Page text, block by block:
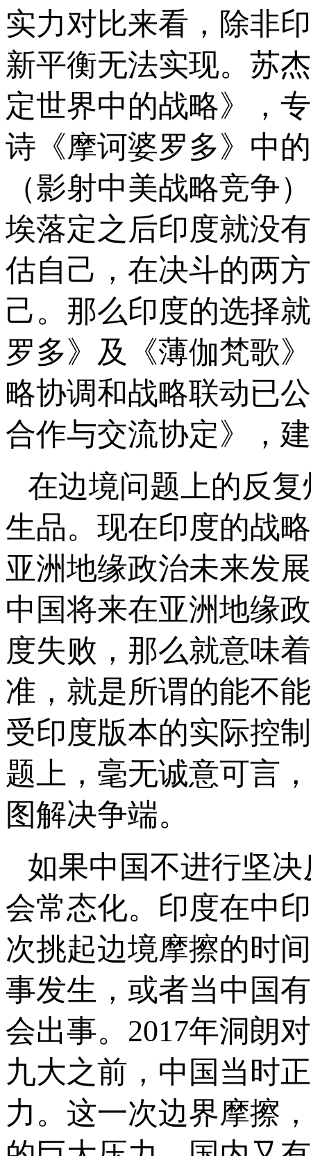
实力对比来看，除非
新平衡无法实现。苏
定世界中的战略》，
诗《摩诃婆罗多》中
（影射中美战略竞争
埃落定之后印度就没
估自己，在决斗的两
己。那么印度的选择
罗多》及《薄伽梵歌
略协调和战略联动已
合作与交流协定》，
在边境问题上的反
生品。现在印度的战
亚洲地缘政治未来发
中国将来在亚洲地缘
度失败，那么就意味
准，就是所谓的能不
受印度版本的实际控
题上，毫无诚意可言
图解决争端。
如果中国不进行坚
会常态化。印度在中
次挑起边境摩擦的时
事发生，或者当中国
会出事。2017年洞朗
九大之前，中国当时
力。这一次边界摩擦